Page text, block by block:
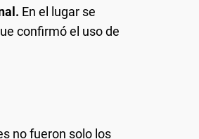
En el lugar se
confirmó el uso de
no fueron solo los